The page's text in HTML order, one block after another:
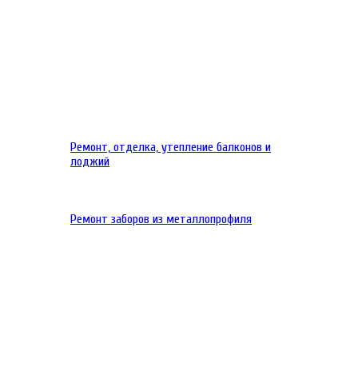
Ремонт, отделка, утепление балконов и
лоджий
Ремонт заборов из металлопрофиля